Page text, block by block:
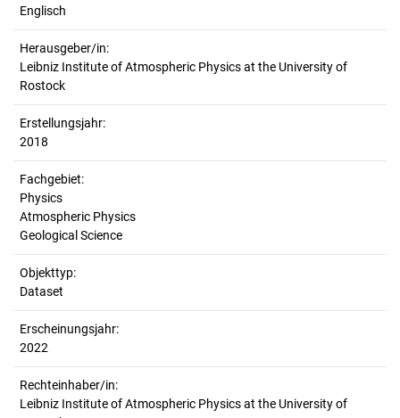
Englisch
Herausgeber/in:
Leibniz Institute of Atmospheric Physics at the University of
Rostock
Erstellungsjahr:
2018
Fachgebiet:
Physics
Atmospheric Physics
Geological Science
Objekttyp:
Dataset
Erscheinungsjahr:
2022
Rechteinhaber/in:
Leibniz Institute of Atmospheric Physics at the University of